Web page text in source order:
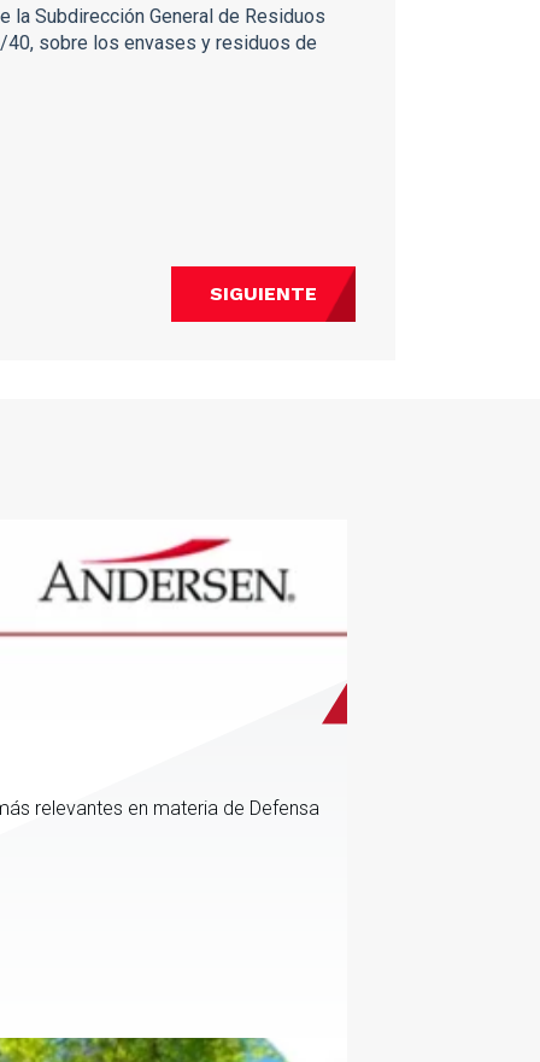
la Subdirección General de Residuos
40, sobre los envases y residuos de
SIGUIENTE
relevantes en materia de Defensa